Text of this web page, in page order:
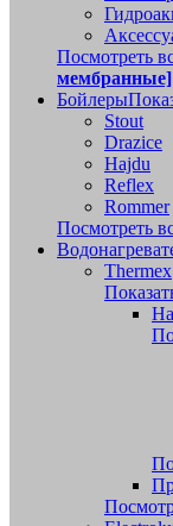
Посмотреть
мембранные]
Бойлеры
Stout
Drazice
Hajdu
Reflex
Rommer
Посмотреть
Thermex